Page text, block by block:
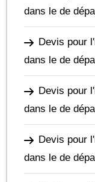
dans le de
Devis pour
dans le de
Devis pour
dans le de
Devis pour
dans le de